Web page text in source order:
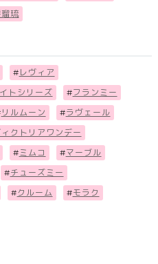
琉
# レヴィア
トシリーズ #フランミー
リルムーン #ラヴェール
ィクトリアワンデー
#ミムコ #マーブル
#チューズミー
#クルーム #モラク